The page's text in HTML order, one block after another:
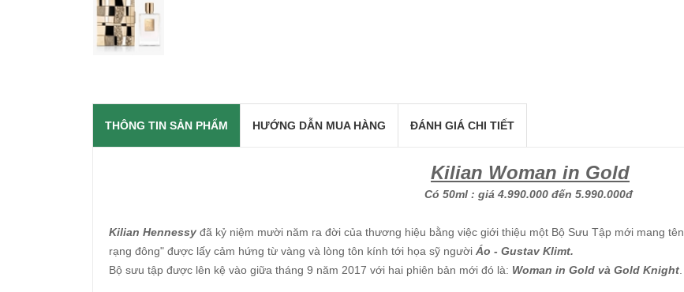
THÔNG TIN SẢN PHẨM HƯỚNG DẪN MUA HÀNG ĐÁNH GIÁ CHI TIẾT
Kilian Woman in Gold
Có 50ml : giá 4.990.000 đến 5.990.000đ
Kilian Hennessy đã kỷ niệm mười năm ra đời của thương hiệu bằng việc giới thiệu một Bộ Sưu Tập mới mang tên
rạng đông" được lấy cảm hứng từ vàng và lòng tôn kính tới họa sỹ người Áo - Gustav Klimt.
Bộ sưu tập được lên kệ vào giữa tháng 9 năm 2017 với hai phiên bản mới đó là: Woman in Gold và Gold Knight